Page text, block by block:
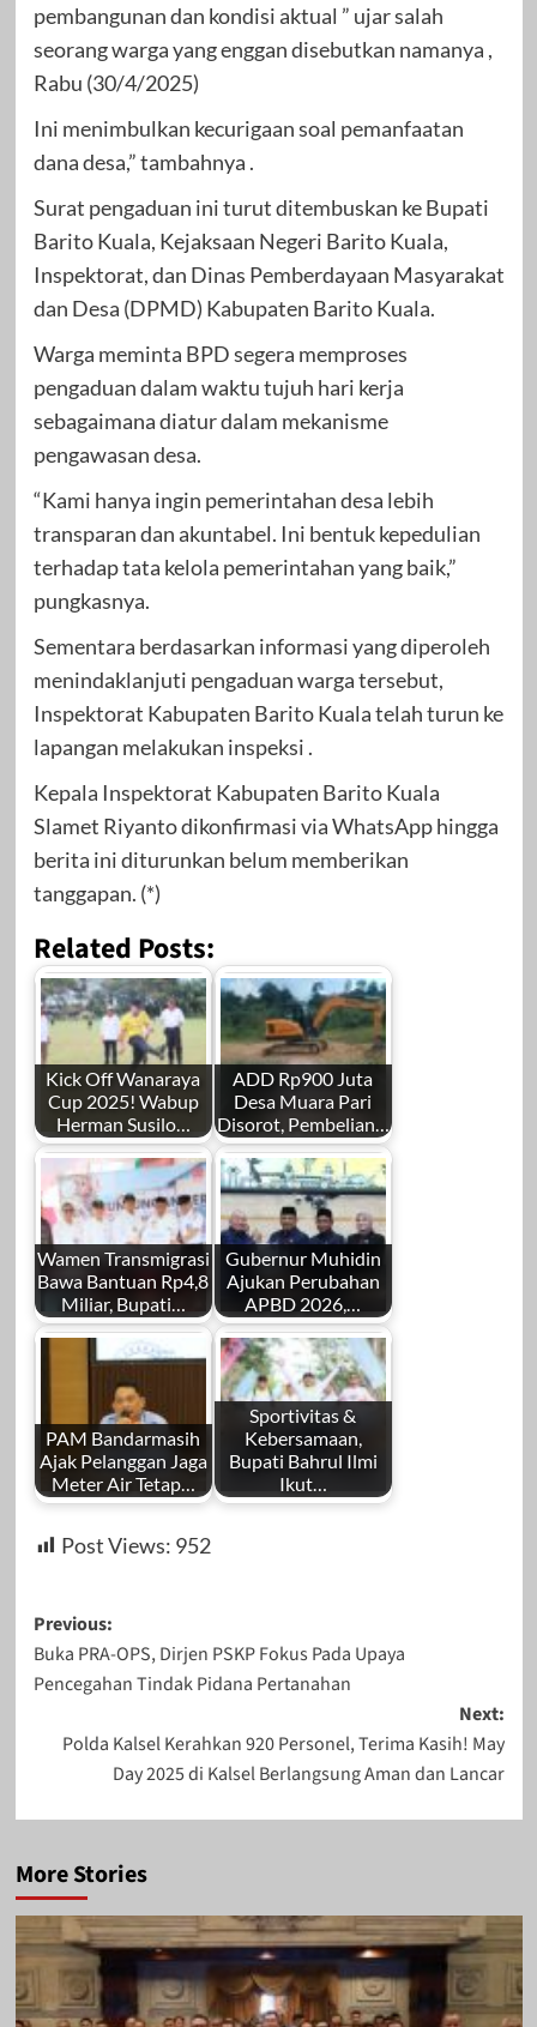
pembangunan dan kondisi aktual ” ujar salah
seorang warga yang enggan disebutkan namanya ,
Rabu (30/4/2025)
Ini menimbulkan kecurigaan soal pemanfaatan
dana desa,” tambahnya .
Surat pengaduan ini turut ditembuskan ke Bupati
Barito Kuala, Kejaksaan Negeri Barito Kuala,
Inspektorat, dan Dinas Pemberdayaan Masyarakat
dan Desa (DPMD) Kabupaten Barito Kuala.
Warga meminta BPD segera memproses
pengaduan dalam waktu tujuh hari kerja
sebagaimana diatur dalam mekanisme
pengawasan desa.
“Kami hanya ingin pemerintahan desa lebih
transparan dan akuntabel. Ini bentuk kepedulian
terhadap tata kelola pemerintahan yang baik,”
pungkasnya.
Sementara berdasarkan informasi yang diperoleh
menindaklanjuti pengaduan warga tersebut,
Inspektorat Kabupaten Barito Kuala telah turun ke
lapangan melakukan inspeksi .
Kepala Inspektorat Kabupaten Barito Kuala
Slamet Riyanto dikonfirmasi via WhatsApp hingga
berita ini diturunkan belum memberikan
tanggapan. (*)
Related Posts:
Kick Off Wanaraya
Cup 2025! Wabup
Herman Susilo…
ADD Rp900 Juta
Desa Muara Pari
Disorot, Pembelian…
Wamen Transmigrasi
Bawa Bantuan Rp4,8
Miliar, Bupati…
Gubernur Muhidin
Ajukan Perubahan
APBD 2026,…
PAM Bandarmasih
Ajak Pelanggan Jaga
Meter Air Tetap…
Sportivitas &
Kebersamaan,
Bupati Bahrul Ilmi
Ikut…
Post Views: 952
Post
navigation
Previous:
Buka PRA-OPS, Dirjen PSKP Fokus Pada Upaya
Pencegahan Tindak Pidana Pertanahan
Next:
Polda Kalsel Kerahkan 920 Personel, Terima Kasih! May
Day 2025 di Kalsel Berlangsung Aman dan Lancar
More Stories